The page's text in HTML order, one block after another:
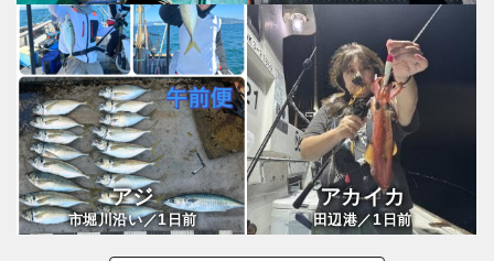
アジ
市堀川沿い／1日前
アカイカ
田辺港／1 日前